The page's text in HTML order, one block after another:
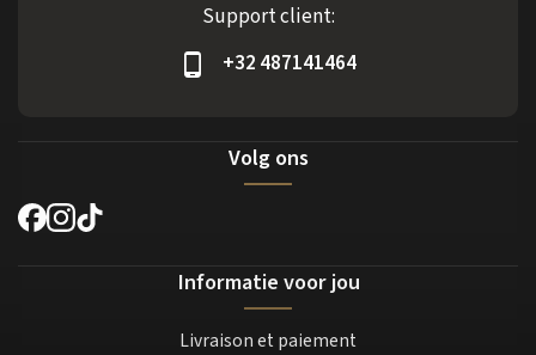
Support client:
+32 487141464
Volg ons
Informatie voor jou
Livraison et paiement